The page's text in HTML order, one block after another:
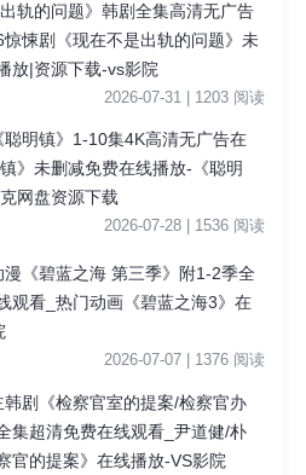
轨的问题》韩剧全集高清无广告
悚剧《现在不是出轨的问题》未
放|资源下载-vs影院
2026-07-31 | 1203 阅读
聪明镇》1-10集4K高清无广告在
》未删减免费在线播放-《聪明
网盘资源下载
2026-07-28 | 1536 阅读
漫《碧蓝之海 第三季》附1-2季全
观看_热门动画《碧蓝之海3》在
2026-07-07 | 1376 阅读
韩剧《检察官室的提案/检察官办
集超清免费在线观看_尹道健/朴
官的提案》在线播放-VS影院